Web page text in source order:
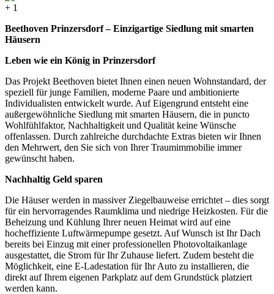
+ 1
Beethoven Prinzersdorf – Einzigartige Siedlung mit smarten
Häusern
Leben wie ein König in Prinzersdorf
Das Projekt Beethoven bietet Ihnen einen neuen Wohnstandard, der
speziell für junge Familien, moderne Paare und ambitionierte
Individualisten entwickelt wurde. Auf Eigengrund entsteht eine
außergewöhnliche Siedlung mit smarten Häusern, die in puncto
Wohlfühlfaktor, Nachhaltigkeit und Qualität keine Wünsche
offenlassen. Durch zahlreiche durchdachte Extras bieten wir Ihnen
den Mehrwert, den Sie sich von Ihrer Traumimmobilie immer
gewünscht haben.
Nachhaltig Geld sparen
Die Häuser werden in massiver Ziegelbauweise errichtet – dies sorgt
für ein hervorragendes Raumklima und niedrige Heizkosten. Für die
Beheizung und Kühlung Ihrer neuen Heimat wird auf eine
hocheffiziente Luftwärmepumpe gesetzt. Auf Wunsch ist Ihr Dach
bereits bei Einzug mit einer professionellen Photovoltaikanlage
ausgestattet, die Strom für Ihr Zuhause liefert. Zudem besteht die
Möglichkeit, eine E-Ladestation für Ihr Auto zu installieren, die
direkt auf Ihrem eigenen Parkplatz auf dem Grundstück platziert
werden kann.